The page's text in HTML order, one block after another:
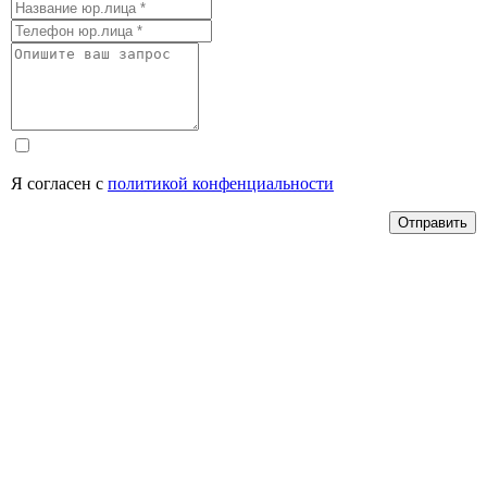
Я согласен с политикой конфенциальности
Отправить